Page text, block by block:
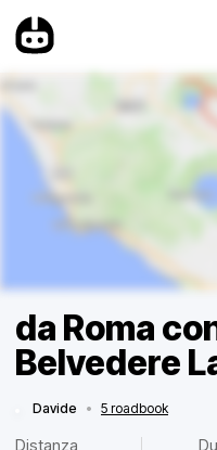
da Roma
Belvedere
Davide • 5 roadbook
Distanza